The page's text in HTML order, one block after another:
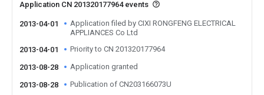
Application CN 201320177964 events
2013-04-01
Application filed by CIXI RONGFENG ELECTRICAL
APPLIANCES Co Ltd
2013-04-01
Priority to CN 201320177964
2013-08-28 Application granted
2013-08-28 Publication of CN203166073U